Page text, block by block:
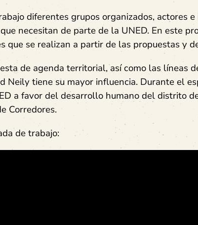
diferentes grupos organizados, actores
necesitan de parte de la UNED. En este
que se realizan a partir de las propuestas y
de agenda territorial, así como las líneas
Neily tiene su mayor influencia. Durante el
a favor del desarrollo humano del distrito
Corredores.
de trabajo: